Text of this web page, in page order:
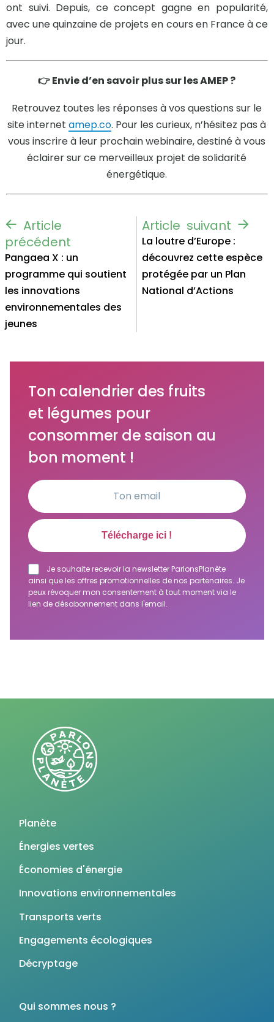
ont suivi. Depuis, ce concept gagne en popularité,
avec une quinzaine de projets en cours en France à ce
jour.
👉 Envie d’en savoir plus sur les AMEP ?
Retrouvez toutes les réponses à vos questions sur le
site internetamep.co. Pour les curieux, n’hésitez pas à
vous inscrire à leur prochain webinaire, destiné à vous
éclairer sur ce merveilleux projet de solidarité
énergétique.
Pangaea X : un
programme qui soutient
les innovations
environnementales des
jeunes
La loutre d’Europe :
découvrez cette espèce
protégée par un Plan
National d’Actions
Ton calendrier des fruits
et légumes pour
consommer de saison au
bon moment !
Je souhaite recevoir la newsletter ParlonsPlanète
ainsi que les offres promotionnelles de nos partenaires. Je
peux révoquer mon consentement à tout moment via le
lien de désabonnement dans l'email.
Planète
Énergies vertes
Économies d'énergie
Innovations environnementales
Transports verts
Engagements écologiques
Décryptage
Qui sommes nous ?